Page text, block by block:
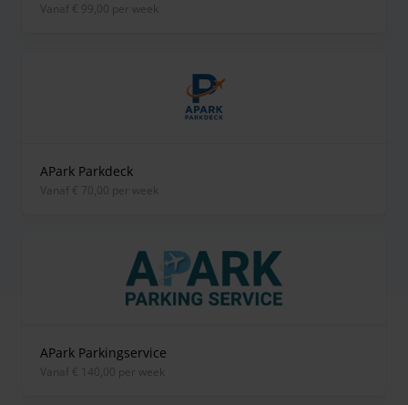
vanaf € 99,00 per week
APark Parkdeck
vanaf € 70,00 per week
APark Parkingservice
vanaf € 140,00 per week